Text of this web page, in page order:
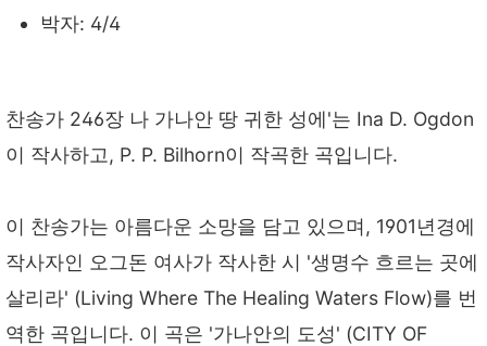
박자: 4/4
찬송가 246장 나 가나안 땅 귀한 성에'는 Ina D. Ogdon
이 작사하고, P. P. Bilhorn이 작곡한 곡입니다.
이 찬송가는 아름다운 소망을 담고 있으며, 1901년경에
작사자인 오그돈 여사가 작사한 시 '생명수 흐르는 곳에
살리라' (Living Where The Healing Waters Flow)를 번
역한 곡입니다. 이 곡은 '가나안의 도성' (CITY OF